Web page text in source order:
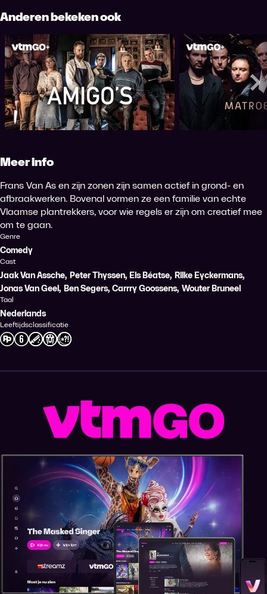
Anderen bekeken ook
Amigo's
Meer info
Frans Van As en zijn zonen zijn samen actief in grond- en
afbraakwerken. Bovenal vormen ze een familie van echte
Vlaamse plantrekkers, voor wie regels er zijn om creatief mee
om te gaan.
Genre
Comedy
Cast
Jaak Van Assche, Peter Thyssen, Els Béatse, Rilke Eyckermans,
Jonas Van Geel, Ben Segers, Carrry Goossens, Wouter Bruneel
Taal
Nederlands
Leeftijdsclassificatie